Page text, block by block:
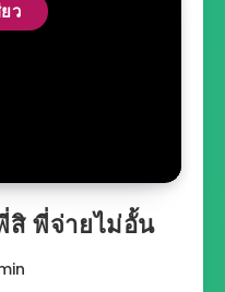
ว
สิ พี่จ่ายไม่อั้น